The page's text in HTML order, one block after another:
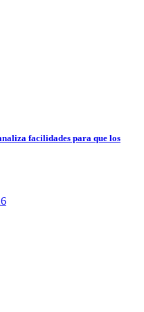
facilidades para que los